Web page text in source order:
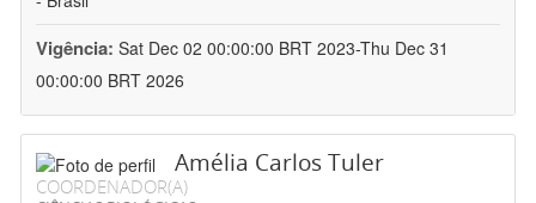
Vigência: Sat Dec 02 00:00:00 BRT 2023-Thu Dec 31
00:00:00 BRT 2026
Amélia Carlos Tuler
COORDENADOR(A)